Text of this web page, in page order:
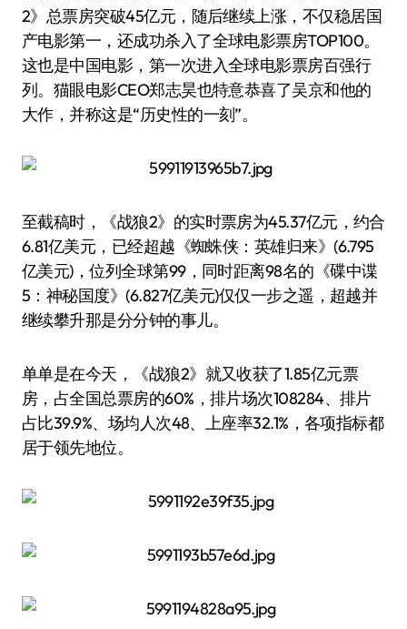
2》总票房突破45亿元，随后继续上涨，不仅稳居国
产电影第一，还成功杀入了全球电影票房TOP100。
这也是中国电影，第一次进入全球电影票房百强行
列。猫眼电影CEO郑志昊也特意恭喜了吴京和他的
大作，并称这是“历史性的一刻”。
至截稿时，《战狼2》的实时票房为45.37亿元，约合
6.81亿美元，已经超越《蜘蛛侠：英雄归来》(6.795
亿美元)，位列全球第99，同时距离98名的《碟中谍
5：神秘国度》(6.827亿美元)仅仅一步之遥，超越并
继续攀升那是分分钟的事儿。
单单是在今天，《战狼2》就又收获了1.85亿元票
房，占全国总票房的60%，排片场次108284、排片
占比39.9%、场均人次48、上座率32.1%，各项指标都
居于领先地位。